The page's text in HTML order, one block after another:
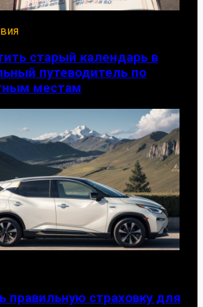
старый календарь в
путеводитель по
местам
правильную страховку для